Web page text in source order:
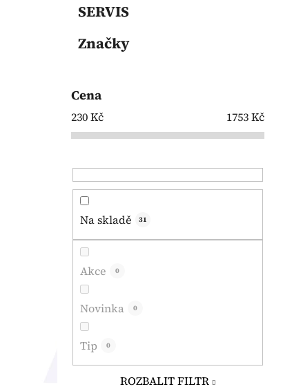
SERVIS
Značky
Cena
230Kč 1753Kč
Na skladě 31
Akce 0
Novinka 0
Tip 0
ROZBALIT FILTR